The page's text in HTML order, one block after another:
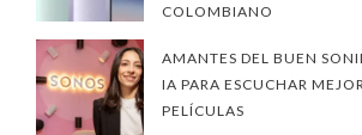
COLOMBIANO
AMANTES DEL BUEN
IA PARA ESCUCHAR
PELÍCULAS